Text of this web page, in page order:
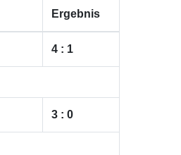
Ergebnis
4 : 1
3 : 0